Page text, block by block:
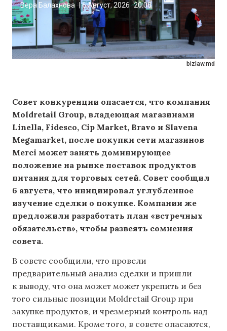
bizlaw.md
Вера Балахнова 6 Август, 2026 20:08
Совет конкуренции опасается, что компания
Moldretail Group, владеющая магазинами
Linella, Fidesco, Cip Market, Bravo и Slavena
Megamarket, после покупки сети магазинов
Merci может занять доминирующее
положение на рынке поставок продуктов
питания для торговых сетей. Совет сообщил
6 августа, что инициировал углубленное
изучение сделки о покупке. Компании же
предложили разработать план «встречных
обязательств», чтобы развеять сомнения
совета.
В совете сообщили, что провели
предварительный анализ сделки и пришли
к выводу, что она может может укрепить и без
того сильные позиции Moldretail Group при
закупке продуктов, и чрезмерный контроль над
поставщиками. Кроме того, в совете опасаются,